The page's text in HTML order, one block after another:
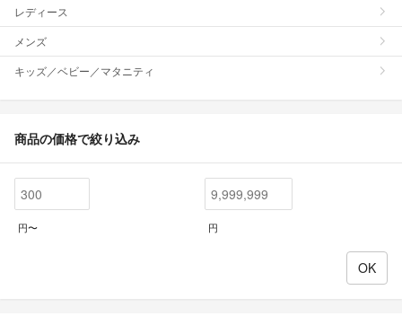
レディース
メンズ
キッズ／ベビー／マタニティ
商品の価格で絞り込み
円〜 円